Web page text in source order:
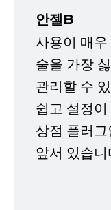
안젤B
사용이 매우
술을 가장
관리할 수
쉽고 설정
상점 플러
앞서 있습니